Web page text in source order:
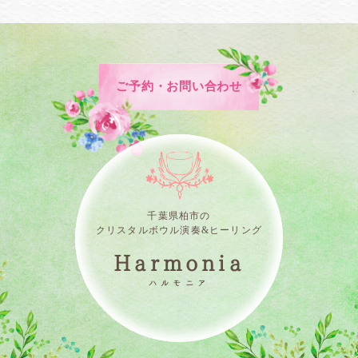
ご予約・お問い合わせ
千葉県柏市の
クリスタルボウル演奏&ヒーリング
Harmonia
ハルモニア